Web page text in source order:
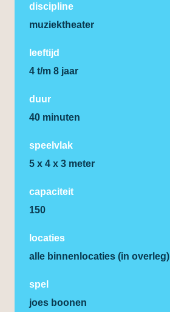
discipline
muziektheater
leeftijd
4 t/m 8 jaar
duur
40 minuten
speelvlak
5 x 4 x 3 meter
capaciteit
150
locaties
alle binnenlocaties (in overleg)
spel
joes boonen